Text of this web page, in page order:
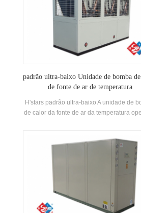
com alta eficiência Shell-and-Tube
condensadores e evaporadores.
padrão ultra-baixo Unidade de bomba
de fonte de ar de temperatura
H'stars padrão ultra-baixo A unidade de
de calor da fonte de ar da temperatura
usando ar como fonte de calor, sem
são descarregados e 55 ° C A água quente
preparada para atender a demanda de
quente entre 35-55 ° C. Função de
aquecimento, adequada para
direto de ar ou radiação de piso